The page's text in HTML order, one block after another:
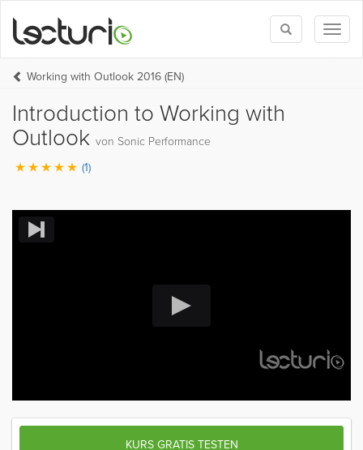
Toggle
search
Working with Outlook 2016 (EN)
Introduction to Working with
Outlook von Sonic Performance
(1)
KURS GRATIS TESTEN